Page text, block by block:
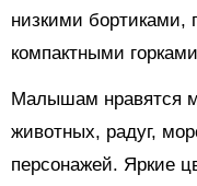
низкими бортиками,
компактными
Малышам нравятся
животных, радуг,
персонажей. Яркие